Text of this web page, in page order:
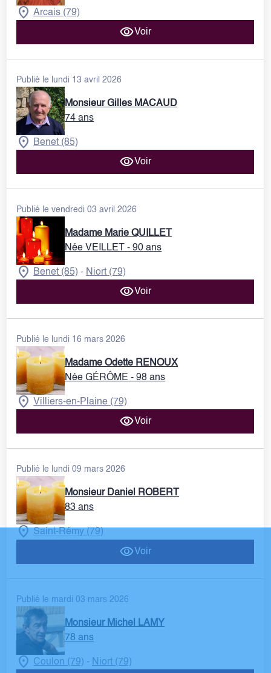
Arcais (79)
Voir
Publié le lundi 13 avril 2026
Monsieur Gilles MACAUD
74 ans
Benet (85)
Voir
Publié le vendredi 03 avril 2026
Madame Marie QUILLET
Née VEILLET
- 90 ans
Benet (85) - Niort (79)
Voir
Publié le lundi 16 mars 2026
Madame Odette RENOUX
Née GÉRÔME - 98 ans
Villiers-en-Plaine (79)
Voir
Publié le lundi 09 mars 2026
Monsieur Daniel ROBERT
83 ans
Saint-Rémy (79)
Voir
Publié le mardi 03 mars 2026
Monsieur Michel LAMY
78 ans
Coulon (79) - Niort (79)